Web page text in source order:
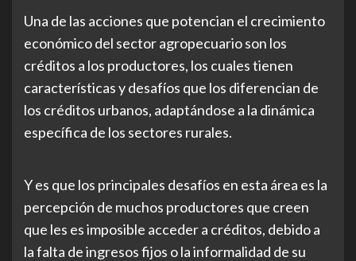
Una de las acciones que potencian el crecimiento
económico del sector agropecuario son los
créditos a los productores, los cuales tienen
características y desafíos que los diferencian de
los créditos urbanos, adaptándose a la dinámica
específica de los sectores rurales.
Y es que los principales desafíos en esta área es la
percepción de muchos productores que creen
que les es imposible acceder a créditos, debido a
la falta de ingresos fijos o la informalidad de su